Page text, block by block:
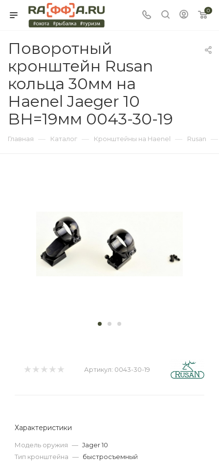
0
Поворотный
кронштейн Rusan
кольца 30мм на
Haenel Jaeger 10
BH=19мм 0043-30-19
Главная — Каталог — Кронштейны на Haenel — Rusan —
Артикул: 0043-30-19
Характеристики
Модель оружия — Jager 10
Тип кронштейна — быстросъемный